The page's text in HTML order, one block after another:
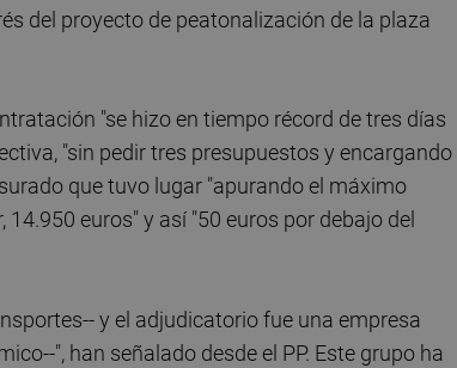
del proyecto de peatonalización de la plaza
"se hizo en tiempo récord de tres días
"sin pedir tres presupuestos y encargando
que tuvo lugar "apurando el máximo
euros" y así "50 euros por debajo del
y el adjudicatorio fue una empresa
", han señalado desde el PP. Este grupo ha